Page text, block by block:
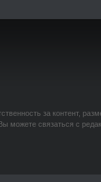
за контент,
можете связаться с